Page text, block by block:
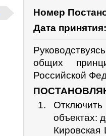
Номер
Дата
общих
Российской
объектах: